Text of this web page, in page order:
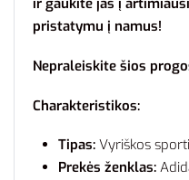
ir gaukite jas į
pristatymu į namus!
Nepraleiskite šios
Charakteristikos:
Tipas: Vyriškos
Prekės ženklas: